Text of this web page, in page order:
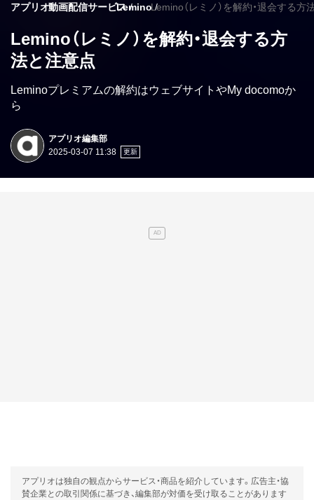
アプリオ動画配信サービスLeminoLemino（レミノ）を解約・退会する
Lemino（レミノ）を解約・退会する方
法と注意点
Leminoプレミアムの解約はウェブサイトやMy docomoか
ら
アプリオ編集部
2025-03-07 11:38
アプリオは独自の観点からサービス・商品を紹介しています。広告主・協
賛企業との取引関係に基づき、編集部が対価を受け取ることがあります